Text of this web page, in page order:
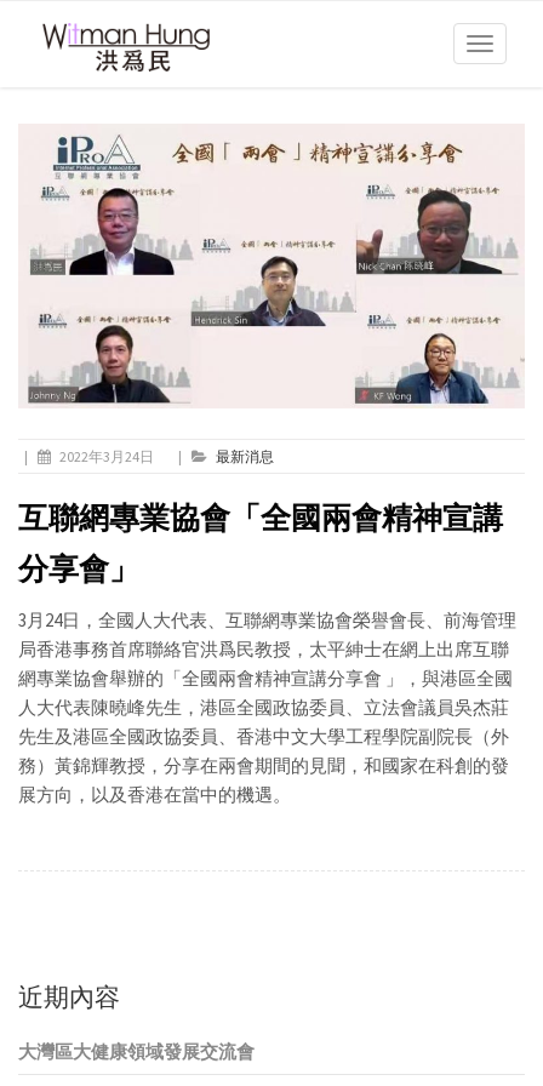
Toggle
| 2022年3月24日 | 最新消息
互聯網專業協會「全國兩會精神宣講
分享會」
3月24日，全國人大代表、互聯網專業協會榮譽會長、前海管理
局香港事務首席聯絡官洪爲民教授，太平紳士在網上出席互聯
網專業協會舉辦的「全國兩會精神宣講分享會 」，與港區全國
人大代表陳曉峰先生，港區全國政協委員、立法會議員吳杰莊
先生及港區全國政協委員、香港中文大學工程學院副院長（外
務）黃錦輝教授，分享在兩會期間的見聞，和國家在科創的發
展方向，以及香港在當中的機遇。
近期內容
大灣區大健康領域發展交流會